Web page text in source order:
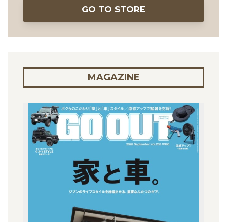
GO TO STORE
MAGAZINE